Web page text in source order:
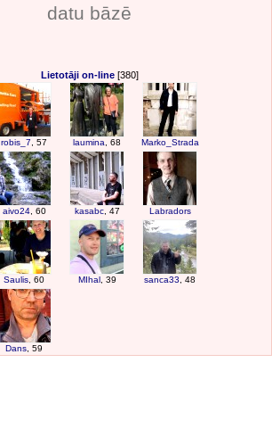
datu bāzē
Lietotāji on-line[380]
robis_7 , 57 laumina , 68 Marko_Strada
aivo24, 60 kasabc, 47 Labradors
Saulis , 60 MIhal, 39 sanca33 , 48
Dans , 59